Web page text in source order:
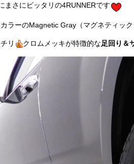
まさにピッタリの4RUNNERです
ラーのMagnetic Gray（マグネティッ
リ クロムメッキが特徴的な足回り＆